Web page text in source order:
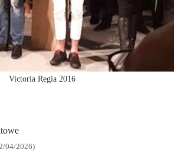
Victoria Regia 2016
04/2026)